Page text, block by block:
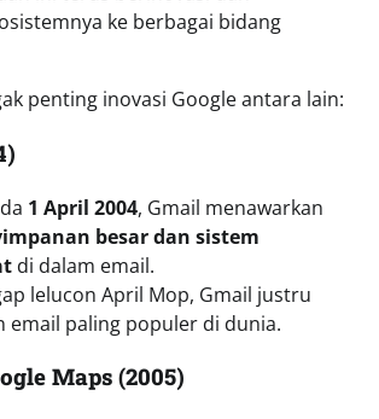
ke berbagai bidang
penting inovasi Google antara lain:
1 April 2004, Gmail menawarkan
besar dan sistem
di dalam email.
lelucon April Mop, Gmail justru
email paling populer di dunia.
Maps (2005)